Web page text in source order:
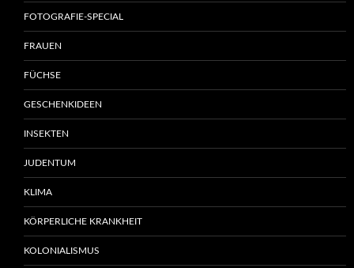
FOTOGRAFIE-SPECIAL
FRAUEN
FÜCHSE
GESCHENKIDEEN
INSEKTEN
JUDENTUM
KLIMA
KÖRPERLICHE KRANKHEIT
KOLONIALISMUS